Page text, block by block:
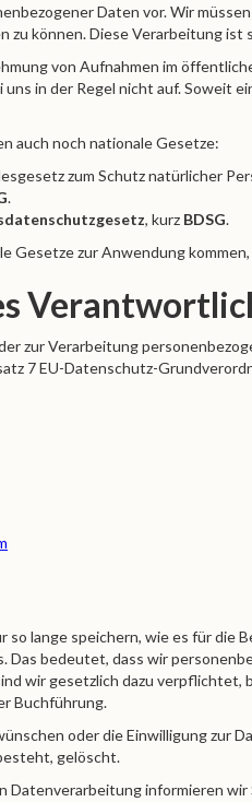
Daten vor. Wir
zu können. Diese Verarbeitung
von Aufnahmen im
in der Regel nicht auf. Soweit
auch noch nationale Gesetze:
zum Schutz natürlicher
.
, kurz BDSG.
Gesetze zur Anwendung
zur Verarbeitung
7 EU-Datenschutz-
so lange speichern, wie es für
Das bedeutet, dass wir
wir gesetzlich dazu
Buchführung.
oder die Einwilligung zur
gelöscht.
Datenverarbeitung informieren